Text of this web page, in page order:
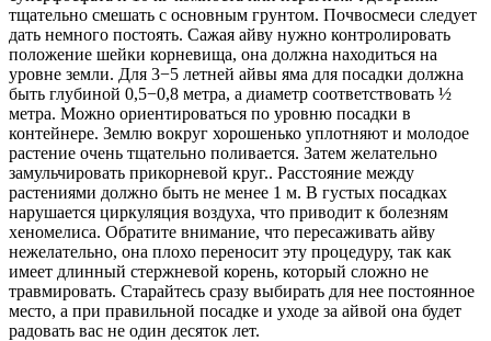
тщательно смешать с основным грунтом. Почвосмеси следует
дать немного постоять. Сажая айву нужно контролировать
положение шейки корневища, она должна находиться на
уровне земли. Для 3−5 летней айвы яма для посадки должна
быть глубиной 0,5−0,8 метра, а диаметр соответствовать ½
метра. Можно ориентироваться по уровню посадки в
контейнере. Землю вокруг хорошенько уплотняют и молодое
растение очень тщательно поливается. Затем желательно
замульчировать прикорневой круг.. Расстояние между
растениями должно быть не менее 1 м. В густых посадках
нарушается циркуляция воздуха, что приводит к болезням
хеномелиса. Обратите внимание, что пересаживать айву
нежелательно, она плохо переносит эту процедуру, так как
имеет длинный стержневой корень, который сложно не
травмировать. Старайтесь сразу выбирать для нее постоянное
место, а при правильной посадке и уходе за айвой она будет
радовать вас не один десяток лет.